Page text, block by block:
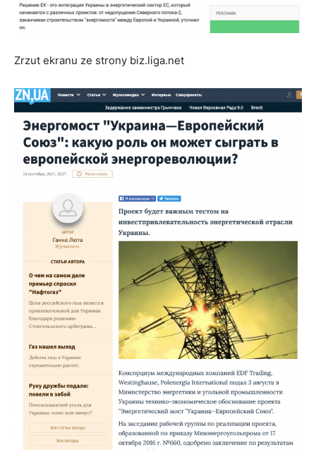
Zrzut ekranu ze strony biz.liga.net